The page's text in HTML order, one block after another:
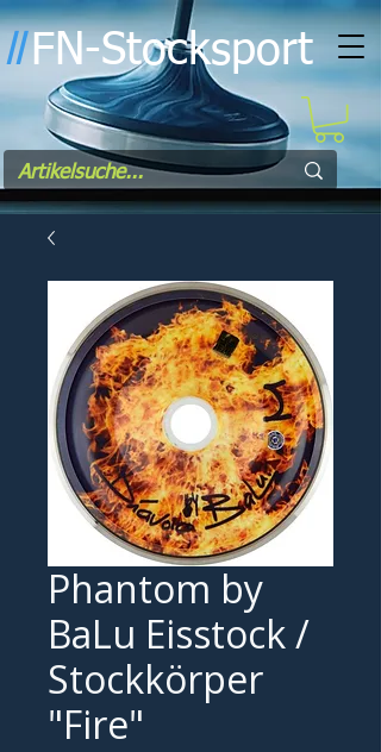
ll FN-Stocksport
Phantom by
BaLu Eisstock /
Stockkörper
"Fire"